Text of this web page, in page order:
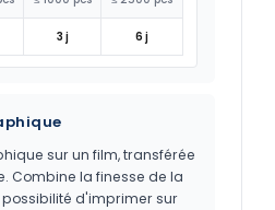
3 j 6 j
sur un film, transférée
Combine la finesse de la
d'imprimer sur